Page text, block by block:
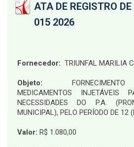
ATA DE REGISTRO
015 2026
Fornecedor: TRIUNFAL MARILIA
Objeto:
MEDICAMENTOS INJETÁVEIS
NECESSIDADES DO P.A.
MUNICIPAL), PELO PERÍODO DE 12
Valor: R$ 1.080,00